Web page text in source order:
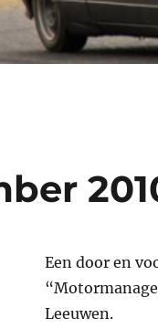
Een door en
Leeuwen.